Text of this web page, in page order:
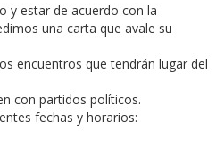
y estar de acuerdo con la
una carta que avale su
encuentros que tendrán lugar del
con partidos políticos.
fechas y horarios: